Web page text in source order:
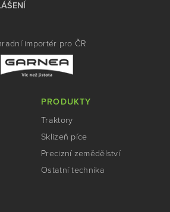
importér pro ČR
PRODUKTY
Traktory
Sklizeň píce
Precizní zemědělství
Ostatní technika